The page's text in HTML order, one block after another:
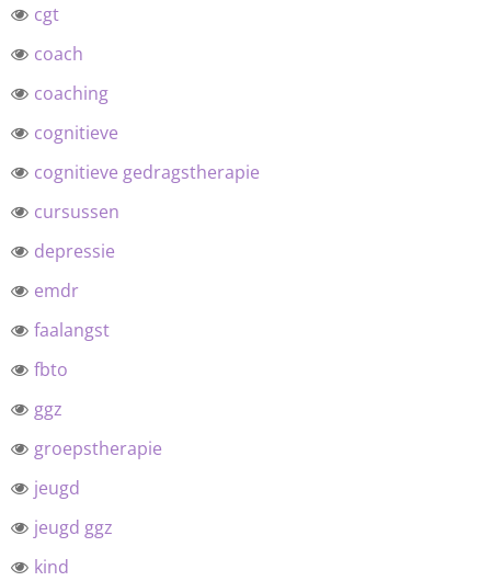
cgt
coach
coaching
cognitieve
cognitieve gedragstherapie
cursussen
depressie
emdr
faalangst
fbto
ggz
groepstherapie
jeugd
jeugd ggz
kind